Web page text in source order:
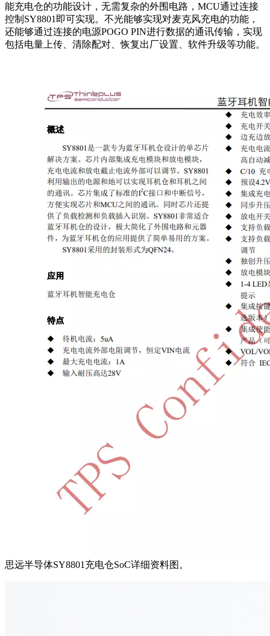
能充电仓的功能设计，无需复杂的外围电路，MCU通过连接
控制SY8801即可实现。不光能够实现对麦克风充电的功能，
还能够通过连接的电源POGO PIN进行数据的通讯传输，实现
包括电量上传、清除配对、恢复出厂设置、软件升级等功能。
思远半导体SY8801充电仓SoC详细资料图。